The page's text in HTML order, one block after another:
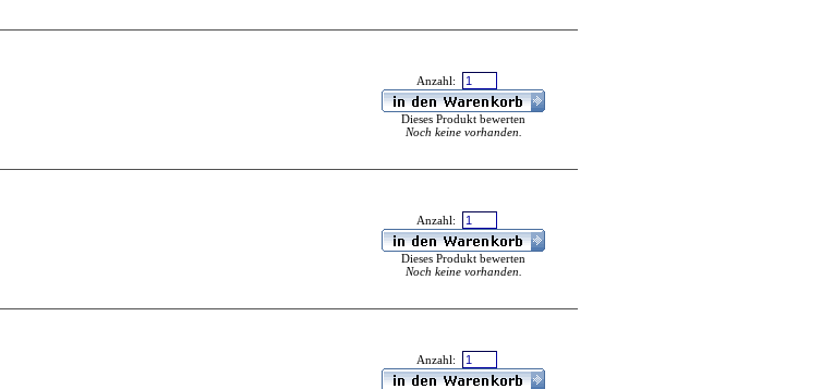
Anzahl:
Dieses Produkt bewerten
Noch keine vorhanden.
Anzahl:
Dieses Produkt bewerten
Noch keine vorhanden.
Anzahl: